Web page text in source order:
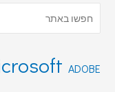
ADOBE